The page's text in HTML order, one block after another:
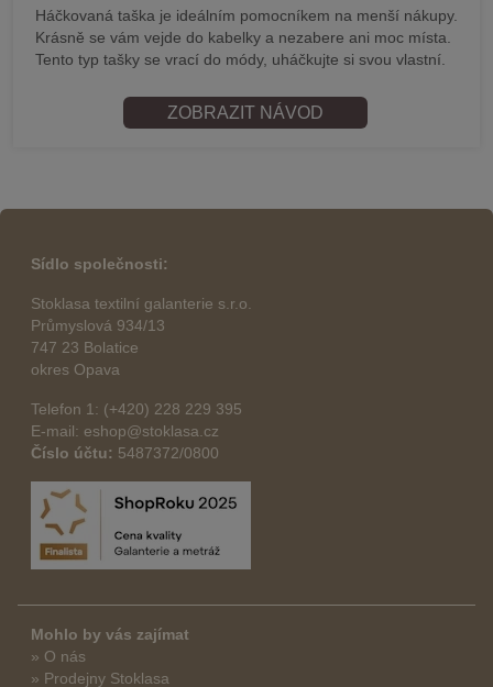
Háčkovaná taška je ideálním pomocníkem na menší nákupy.
Krásně se vám vejde do kabelky a nezabere ani moc místa.
Tento typ tašky se vrací do módy, uháčkujte si svou vlastní.
ZOBRAZIT NÁVOD
Sídlo společnosti:
Stoklasa textilní galanterie s.r.o.
Průmyslová 934/13
747 23 Bolatice
okres Opava
Telefon 1: (+420) 228 229 395
E-mail: eshop@stoklasa.cz
Číslo účtu: 5487372/0800
Mohlo by vás zajímat
» O nás
» Prodejny Stoklasa